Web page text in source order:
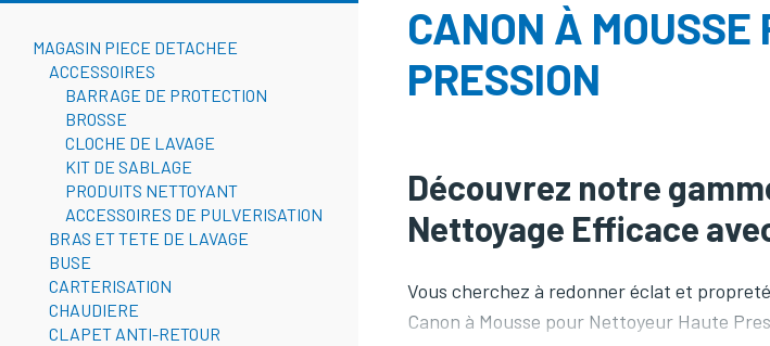
MAGASIN PIECE DETACHEE
ACCESSOIRES
BARRAGE DE PROTECTION
BROSSE
CLOCHE DE LAVAGE
KIT DE SABLAGE
PRODUITS NETTOYANT
ACCESSOIRES DE PULVERISATION
BRAS ET TETE DE LAVAGE
BUSE
CARTERISATION
CHAUDIERE
CLAPET ANTI-RETOUR
CANON À
PRESSION
Découvrez notre
Nettoyage Efficace
Vous cherchez à redonner éclat et
Canon à Mousse pour Nettoyeur Haute